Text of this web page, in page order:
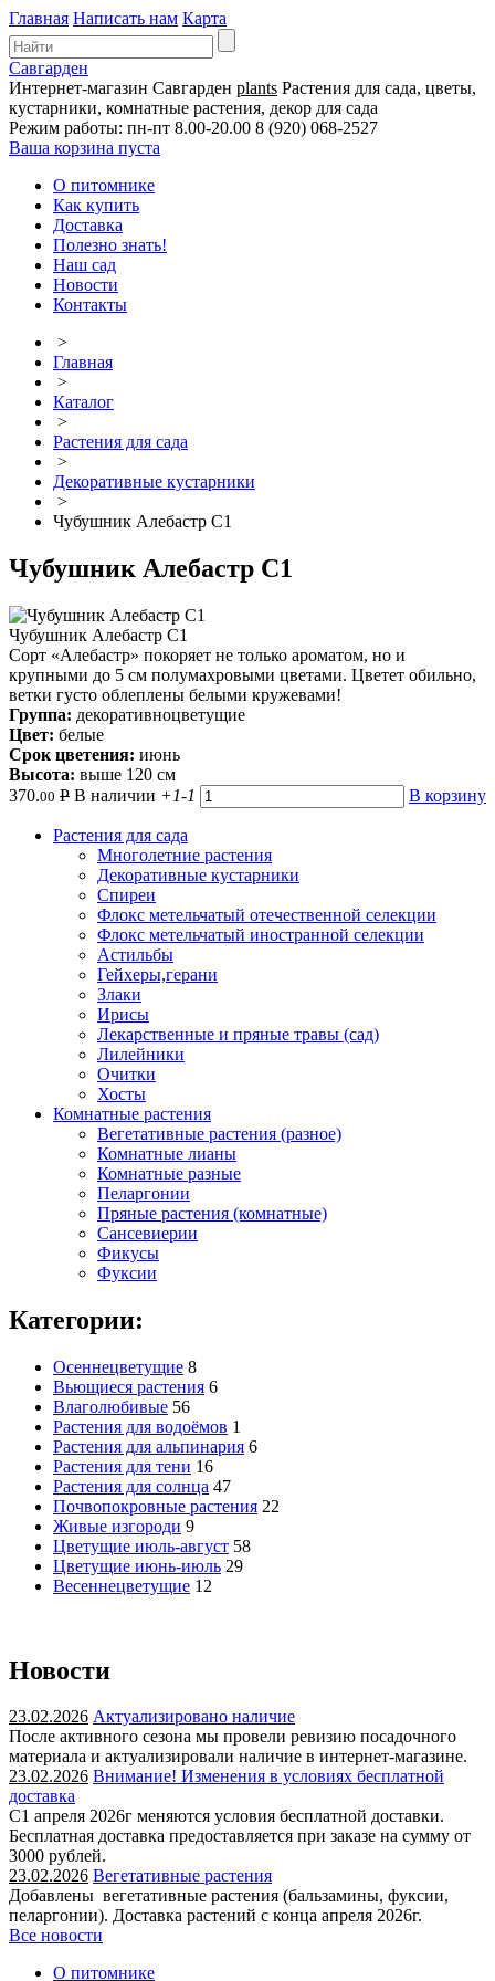
Главная Написать нам Карта
Савгарден
Интернет-магазин Савгарден plants Растения для сада, цветы,
кустарники, комнатные растения, декор для сада
Режим работы: пн-пт 8.00-20.00 8 (920) 068-2527
Ваша корзина пуста
О питомнике
Как купить
Доставка
Полезно знать!
Наш сад
Новости
Контакты
>
Главная
>
Каталог
>
Растения для сада
>
Декоративные кустарники
>
Чубушник Алебастр С1
Чубушник Алебастр С1
Чубушник Алебастр С1
Сорт «Алебастр» покоряет не только ароматом, но и
крупными до 5 см полумахровыми цветами. Цветет обильно,
ветки густо облеплены белыми кружевами!
Группа: декоративноцветущие
Цвет: белые
Срок цветения: июнь
Высота: выше 120 см
370.00 Р В наличии +1-1 В корзину
Растения для сада
Многолетние растения
Декоративные кустарники
Спиреи
Флокс метельчатый отечественной селекции
Флокс метельчатый иностранной селекции
Астильбы
Гейхеры,герани
Злаки
Ирисы
Лекарственные и пряные травы (сад)
Лилейники
Очитки
Хосты
Комнатные растения
Вегетативные растения (разное)
Комнатные лианы
Комнатные разные
Пеларгонии
Пряные растения (комнатные)
Сансевиерии
Фикусы
Фуксии
Категории:
Осеннецветущие 8
Вьющиеся растения 6
Влаголюбивые 56
Растения для водоёмов 1
Растения для альпинария 6
Растения для тени 16
Растения для солнца 47
Почвопокровные растения 22
Живые изгороди 9
Цветущие июль-август 58
Цветущие июнь-июль 29
Весеннецветущие 12
Новости
23.02.2026 Актуализировано наличие
После активного сезона мы провели ревизию посадочного
материала и актуализировали наличие в интернет-магазине.
23.02.2026 Внимание! Изменения в условиях бесплатной
доставка
С1 апреля 2026г меняются условия бесплатной доставки.
Бесплатная доставка предоставляется при заказе на сумму от
3000 рублей.
23.02.2026 Вегетативные растения
Добавлены вегетативные растения (бальзамины, фуксии,
пеларгонии). Доставка растений с конца апреля 2026г.
Все новости
О питомнике